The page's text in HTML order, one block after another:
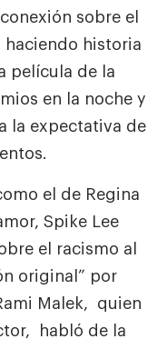
sobre el
haciendo historia
película de la
en la noche y
la expectativa de
el de Regina
Spike Lee
el racismo al
original” por
Malek, quien
habló de la